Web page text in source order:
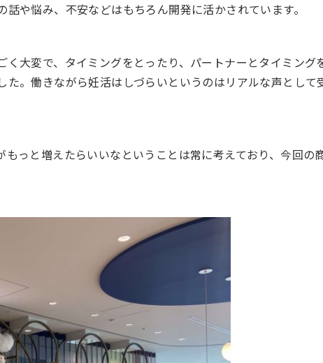
や悩み、不安などはもちろん開発に活かされています。
大変で、タイミングをとったり、パートナーとタイミング
。働きながら妊活はしづらいというのはリアルな声として
っと増えたらいいなということは常に考えており、今回の